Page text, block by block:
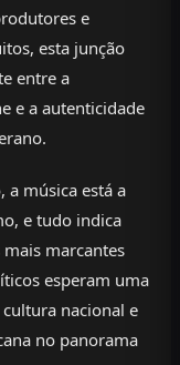
e
esta junção
entre a
e a autenticidade
a música está a
e tudo indica
marcantes
esperam uma
nacional e
no panorama